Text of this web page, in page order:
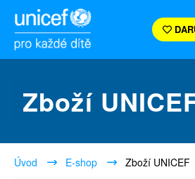
Zboží
Úvod E-shop Zboží UNICEF